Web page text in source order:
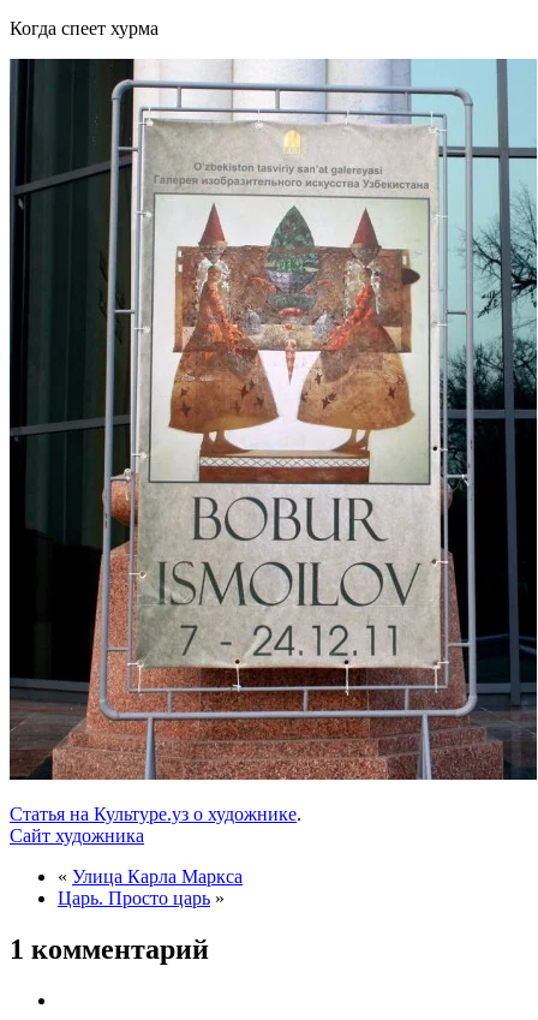
Когда спеет хурма
Статья на Культуре.уз о художнике.
Сайт художника
« Улица Карла Маркса
Царь. Просто царь »
1 комментарий